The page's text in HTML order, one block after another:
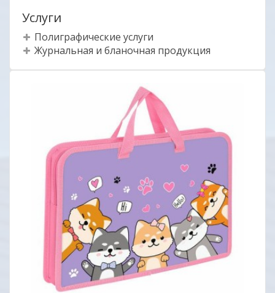
Услуги
Полиграфические услуги
Журнальная и бланочная продукция